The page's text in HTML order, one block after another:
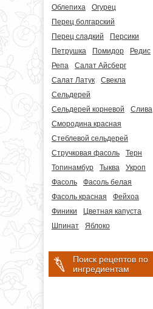
Облепиха
Огурец
Перец болгарский
Перец сладкий
Персики
Петрушка
Помидор
Редис
Репа
Салат Айсберг
Салат Латук
Свекла
Сельдерей
Сельдерей корневой
Слива
Смородина красная
Стеблевой сельдерей
Стручковая фасоль
Терн
Топинамбур
Тыква
Укроп
Фасоль
Фасоль белая
Фасоль красная
Фейхоа
Финики
Цветная капуста
Шпинат
Яблоко
Поиск рецептов по
ингредиентам